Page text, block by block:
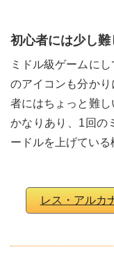
初心者には少し難
ミドル級ゲームに
のアイコンも分か
者にはちょっと難
かなりあり、1回の
ードルを上げている
レス・アルカ